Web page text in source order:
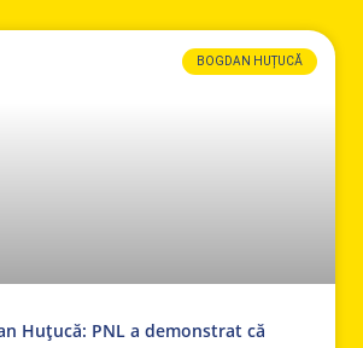
BOGDAN HUȚUCĂ
Huțucă: PNL a demonstrat că